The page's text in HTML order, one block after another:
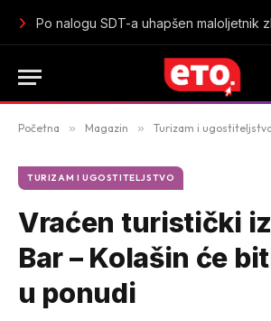
Istorijski uspjeh mladih „lavica“: Crna
Početna » Magazin » Turizam i
TURIZAM I UGOSTITELJSTVO
Vraćen turistički
Bar – Kolašin će
u ponudi